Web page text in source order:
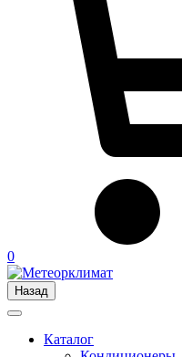
0
Назад
Каталог